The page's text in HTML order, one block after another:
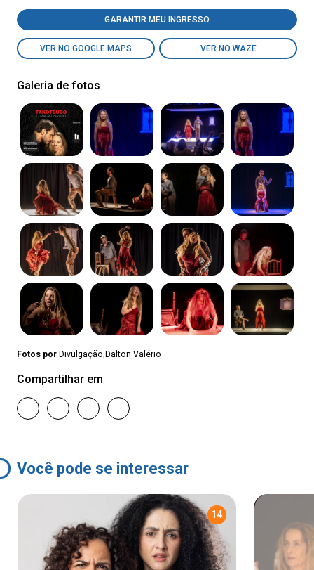
GARANTIR MEU INGRESSO
VER NO GOOGLE MAPS VER NO WAZE
Galeria de fotos
Fotos por Divulgação,Dalton Valério
Compartilhar em
Você pode se interessar
14